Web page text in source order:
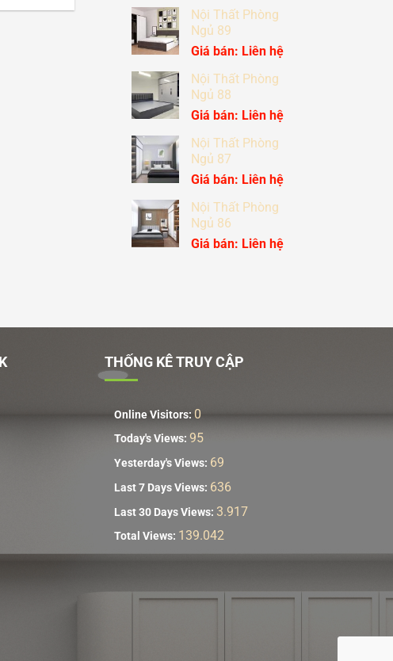
Nội Thất Phòng
Ngủ 89
Giá bán: Liên hệ
Nội Thất Phòng
Ngủ 88
Giá bán: Liên hệ
Nội Thất Phòng
Ngủ 87
Giá bán: Liên hệ
Nội Thất Phòng
Ngủ 86
Giá bán: Liên hệ
THỐNG KÊ TRUY CẬP
Online Visitors: 0
Today's Views: 95
Yesterday's Views: 69
Last 7 Days Views: 636
Last 30 Days Views: 3.917
Total Views: 139.042